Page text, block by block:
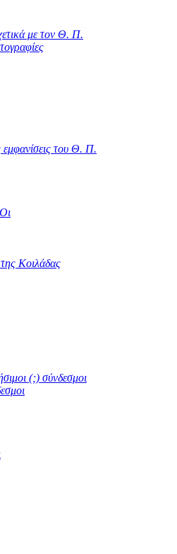
με τον Θ. Π.
εμφανίσεις του Θ. Π.
Οι
Κοιλάδας
(;) σύνδεσμοι